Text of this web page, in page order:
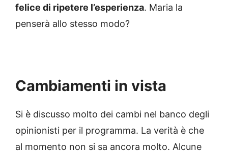
felice di ripetere l’esperienza. Maria la
penserà allo stesso modo?
Cambiamenti in vista
Si è discusso molto dei cambi nel banco degli
opinionisti per il programma. La verità è che
al momento non si sa ancora molto. Alcune